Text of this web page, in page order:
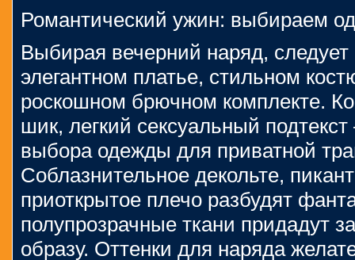
Романтический ужин: выбираем
Выбирая вечерний наряд, следует
элегантном платье, стильном
роскошном брючном комплекте.
шик, легкий сексуальный
выбора одежды для приватной
Соблазнительное декольте,
приоткрытое плечо разбудят
полупрозрачные ткани придадут
образу. Оттенки для наряда